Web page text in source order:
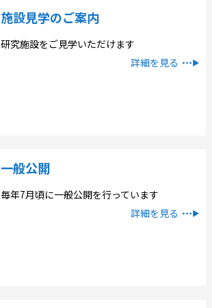
施設見学のご案内
研究施設をご見学いただけます
詳細を見る
一般公開
毎年7月頃に一般公開を行っています
詳細を見る